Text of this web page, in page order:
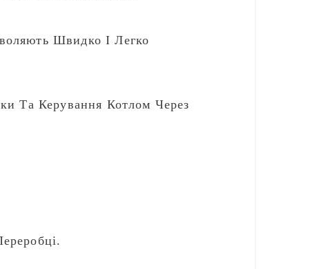
Швидко І Легко
Та Керування Котлом Через